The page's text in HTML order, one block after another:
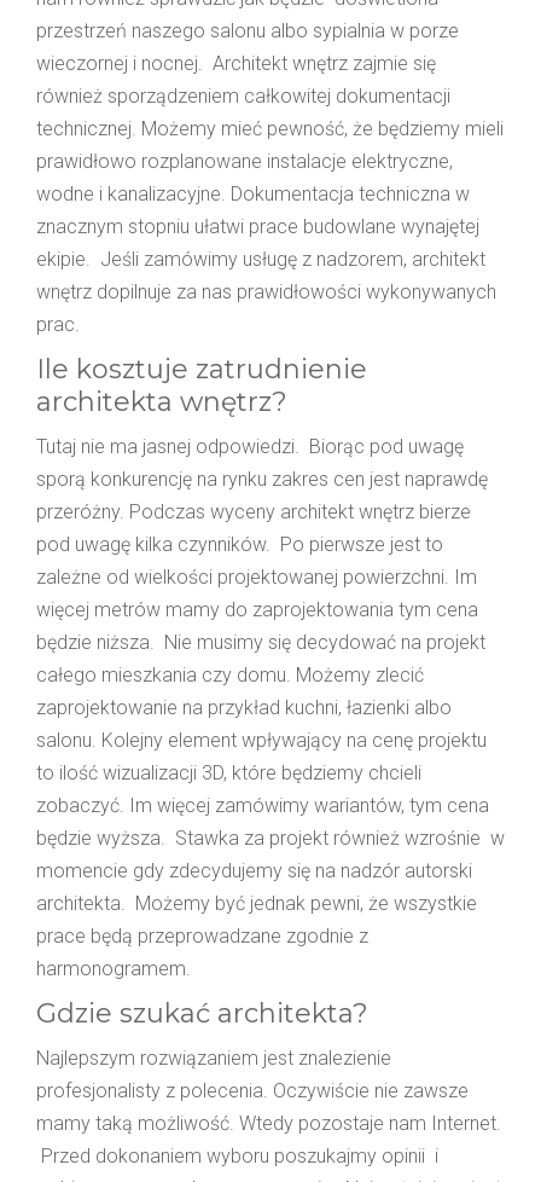
przestrzeń naszego salonu albo sypialnia w porze
wieczornej i nocnej. Architekt wnętrz zajmie się
również sporządzeniem całkowitej dokumentacji
technicznej. Możemy mieć pewność, że będziemy mieli
prawidłowo rozplanowane instalacje elektryczne,
wodne i kanalizacyjne. Dokumentacja techniczna w
znacznym stopniu ułatwi prace budowlane wynajętej
ekipie. Jeśli zamówimy usługę z nadzorem, architekt
wnętrz dopilnuje za nas prawidłowości wykonywanych
prac.
Ile kosztuje zatrudnienie
architekta wnętrz?
Tutaj nie ma jasnej odpowiedzi. Biorąc pod uwagę
sporą konkurencję na rynku zakres cen jest naprawdę
przeróżny. Podczas wyceny architekt wnętrz bierze
pod uwagę kilka czynników. Po pierwsze jest to
zależne od wielkości projektowanej powierzchni. Im
więcej metrów mamy do zaprojektowania tym cena
będzie niższa. Nie musimy się decydować na projekt
całego mieszkania czy domu. Możemy zlecić
zaprojektowanie na przykład kuchni, łazienki albo
salonu. Kolejny element wpływający na cenę projektu
to ilość wizualizacji 3D, które będziemy chcieli
zobaczyć. Im więcej zamówimy wariantów, tym cena
będzie wyższa. Stawka za projekt również wzrośnie w
momencie gdy zdecydujemy się na nadzór autorski
architekta. Możemy być jednak pewni, że wszystkie
prace będą przeprowadzane zgodnie z
harmonogramem.
Gdzie szukać architekta?
Najlepszym rozwiązaniem jest znalezienie
profesjonalisty z polecenia. Oczywiście nie zawsze
mamy taką możliwość. Wtedy pozostaje nam Internet.
Przed dokonaniem wyboru poszukajmy opinii i